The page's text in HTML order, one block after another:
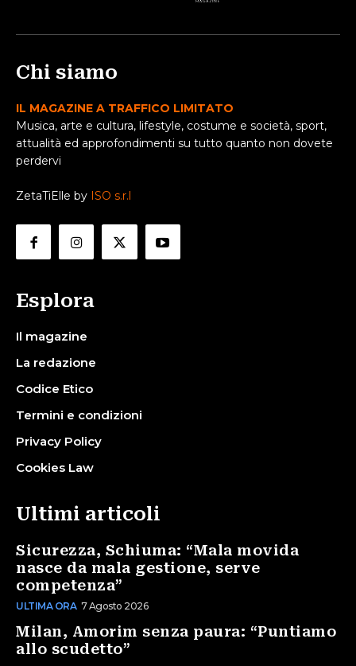
Chi siamo
IL MAGAZINE A TRAFFICO LIMITATO
Musica, arte e cultura, lifestyle, costume e società, sport,
attualità ed approfondimenti su tutto quanto non dovete
perdervi
ZetaTiElle by ISO s.r.l
Esplora
Il magazine
La redazione
Codice Etico
Termini e condizioni
Privacy Policy
Cookies Law
Ultimi articoli
Sicurezza, Schiuma: “Mala movida
nasce da mala gestione, serve
competenza”
ULTIMA ORA 7 Agosto 2026
Milan, Amorim senza paura: “Puntiamo
allo scudetto”